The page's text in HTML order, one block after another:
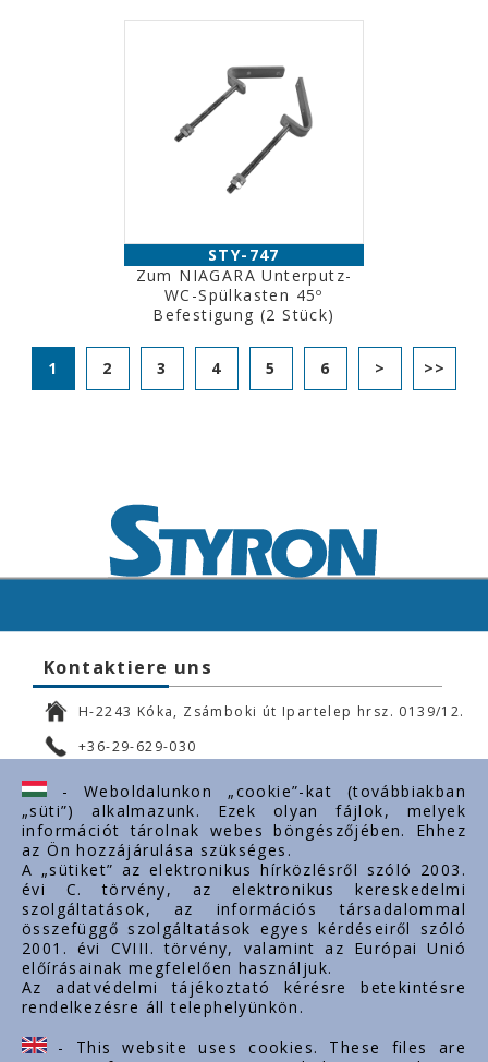
STY-747
Zum NIAGARA Unterputz-
WC-Spülkasten 45º
Befestigung (2 Stück)
1 2 3 4 5 6 > >>
Kontaktiere uns
H-2243 Kóka, Zsámboki út Ipartelep hrsz. 0139/12.
+36-29-629-030
ertekesites@styron.hu
export@styron.hu
www.styron.hu
Important links
Über uns
Dokumente
Kontakt
- Weboldalunkon „cookie”-kat (továbbiakban
„süti”) alkalmazunk. Ezek olyan fájlok, melyek
információt tárolnak webes böngészőjében. Ehhez
az Ön hozzájárulása szükséges.
A „sütiket” az elektronikus hírközlésről szóló 2003.
évi C. törvény, az elektronikus kereskedelmi
szolgáltatások, az információs társadalommal
összefüggő szolgáltatások egyes kérdéseiről szóló
2001. évi CVIII. törvény, valamint az Európai Unió
előírásainak megfelelően használjuk.
Az adatvédelmi tájékoztató kérésre betekintésre
rendelkezésre áll telephelyünkön.
- This website uses cookies. These files are